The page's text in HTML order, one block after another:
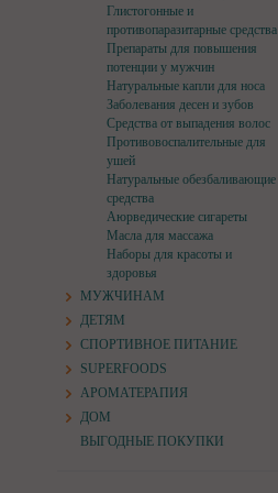
Глистогонные и
противопаразитарные средства
Препараты для повышения
потенции у мужчин
Натуральные капли для носа
Заболевания десен и зубов
Средства от выпадения волос
Противовоспалительные для
ушей
Натуральные обезбаливающие
средства
Аюрведические сигареты
Масла для массажа
Наборы для красоты и
здоровья
МУЖЧИНАМ
ДЕТЯМ
СПОРТИВНОЕ ПИТАНИЕ
SUPERFOODS
АРОМАТЕРАПИЯ
ДОМ
ВЫГОДНЫЕ ПОКУПКИ